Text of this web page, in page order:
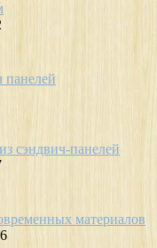
панелей
сэндвич-панелей
материалов